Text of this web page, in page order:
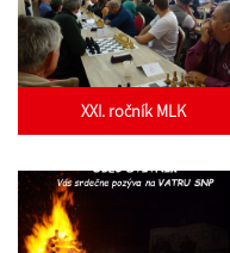
XXI. ročník MLK